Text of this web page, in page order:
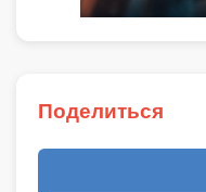
Поделиться